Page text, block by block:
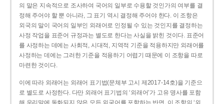
의 말은 지속적으로 조사하여 국어의 일부로 수용할 것인가의 여부를 결
정해 주어야 할 뿐 아니라, 그 표기 역시 결정해 주어야 한다. 이 조항은
외국의 말이 국어의 일부인 외래어로 인정될 수 있는 것인지를 결정하는
사정 작업을 표준어 규정과는 별도로 한다는 사실을 밝힌 것이다. 표준어
를 사정하는 데에는 사회적, 시대적, 지역적 기준을 적용하지만 외래어를
사정하는 데에는 그러한 기준을 적용하기 어렵기 때문에 이 조항을 따로
마련한 것이다.
이에 따라 외래어는 외래어 표기법(문체부 고시 제2017-14호)을 기준으
로 별도로 사정한다. 다만 외래어 표기법의 ‘외래어’가 고유 명사를 포함
해 우리말에 동화되지 않은 모든 외국어를 포함하는 반면, 이 조항의 ‘외